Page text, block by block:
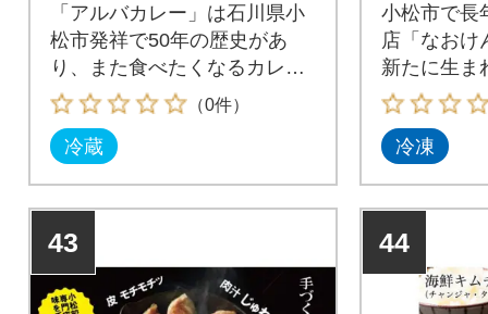
「アルバカレー」は石川県小
松市発祥で50年の歴史があ
り、また食べたくなるカレー
として長年愛され続けていま
す。
（0件）
冷蔵
小松市で長
店「なおけ
新たに生ま
店「手づく
子が返礼品
冷凍
43 44